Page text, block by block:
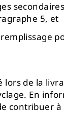
5, et
de la
En
contribuer